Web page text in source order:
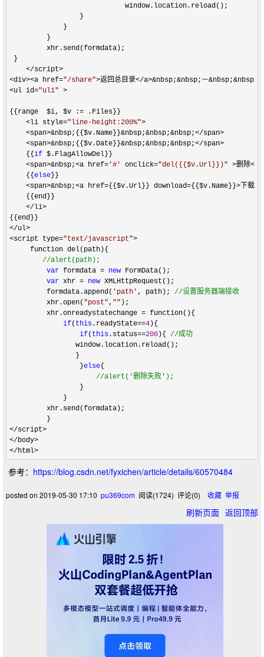
window.location.reload();
                 }
             }
         }
         xhr.send(formdata);
}
</script>
<div><a href="/share">返回总目录</a>&nbsp;&nbsp;－&nbsp;&nbsp;
<ul id="ul1" >
{{range  $i, $v := .Files}}
<li style="line-height:200%">
    <span>&nbsp;{{$v.Name}}&nbsp;&nbsp;&nbsp;</span>
    <span>&nbsp;{{$v.Date}}&nbsp;&nbsp;&nbsp;</span>
    {{
if $.FlagAllowDel}}
<span>&nbsp;<a href= '# ' onclick="del({{$v.Url}})" >删除</
    {{
else}}
<span>&nbsp;<a href={{$v.Url}} download={{$v.Name}}>下载</
    {{end}}
</li>
</ul>
<script type="text/javascript">
     function del(path){
//alert(path);
var formdata = new FormData();
var xhr = new XMLHttpRequest();
         formdata.append(
' path ' , path); //设置服务器端接收
         xhr.open(
"post" , "" );
         xhr.onreadystatechange
= function(){
if( this .readyState==4){
if( this .status==200){ //成
                window.location.reload();
                }
                 }
else{
//alert('删除失败');
                 }
             }
         xhr.send(formdata);
</script>
</body>
</html>
参考： https://blog.csdn.net/fyxichen/article/details/60570484
posted on 2019-05-30 17:10 pu369com 阅读(1724) 评论(0) 收藏 举报
刷新页面 返回顶部